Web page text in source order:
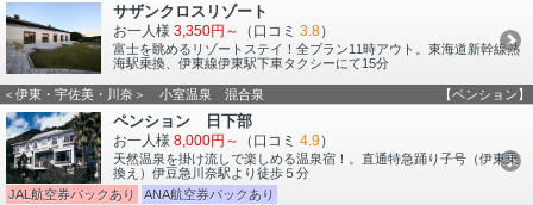
サザンクロスリゾート
お一人様 3,350円～ （口コミ 3.8）
富士を眺めるリゾートステイ！全プラン11時アウト。東海道新幹線熱
海駅乗換、伊東線伊東駅下車タクシーにて15分
＜伊東・宇佐美・川奈＞ 小室温泉 混合泉 【ペンション】
ペンション 日下部
お一人様 8,000円～ （口コミ 4.9）
天然温泉を掛け流しで楽しめる温泉宿！。直通特急踊り子号（伊東乗
換え）伊豆急川奈駅より徒歩５分
JAL航空券パックあり
ANA航空券パックあり